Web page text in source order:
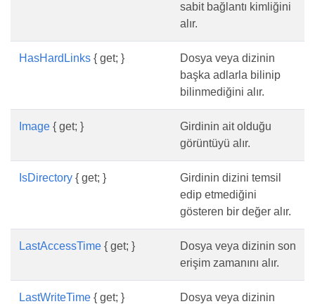
sabit bağlantı kimliğini
alır.
HasHardLinks { get; }
Dosya veya dizinin
başka adlarla bilinip
bilinmediğini alır.
Image { get; }
Girdinin ait olduğu
görüntüyü alır.
IsDirectory { get; }
Girdinin dizini temsil
edip etmediğini
gösteren bir değer alır.
LastAccessTime { get; }
Dosya veya dizinin son
erişim zamanını alır.
LastWriteTime { get; }
Dosya veya dizinin